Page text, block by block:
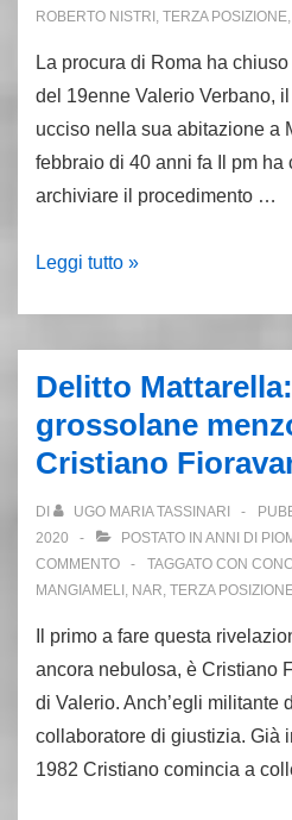
striscia
di
sangue
ROBERTO NISTRI , TERZA POSIZIONE,
La procura di Roma ha
del 19enne Valerio Verbano,
ucciso nella sua abitazione a
febbraio di 40 anni fa Il pm ha
archiviare il procedimento …
Omicidio
l’archiviazione.
Stralcio
per
giornalista
Leggi tutto »
Delitto
grossolane
Cristiano
DI UGO MARIA TASSINARI
2020
POSTATO IN ANNI DI
COMMENTO
TAGGATO CON
MANGIAMELI , NAR, TERZA
Il primo a fare questa
ancora nebulosa, è Cristiano
di Valerio. Anch’egli militante
collaboratore di giustizia. Già
1982 Cristiano comincia a